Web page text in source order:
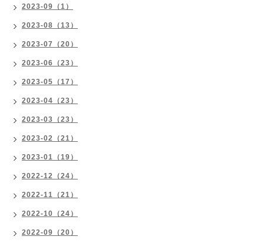
2023-09（1）
2023-08（13）
2023-07（20）
2023-06（23）
2023-05（17）
2023-04（23）
2023-03（23）
2023-02（21）
2023-01（19）
2022-12（24）
2022-11（21）
2022-10（24）
2022-09（20）